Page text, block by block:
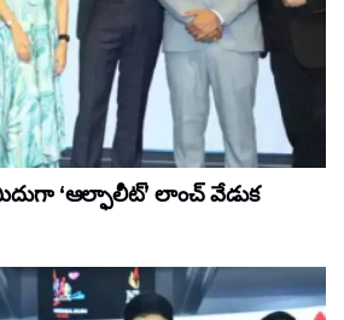
‘ఆల్ఫాలీట్’ లాంచ్ వేడుక